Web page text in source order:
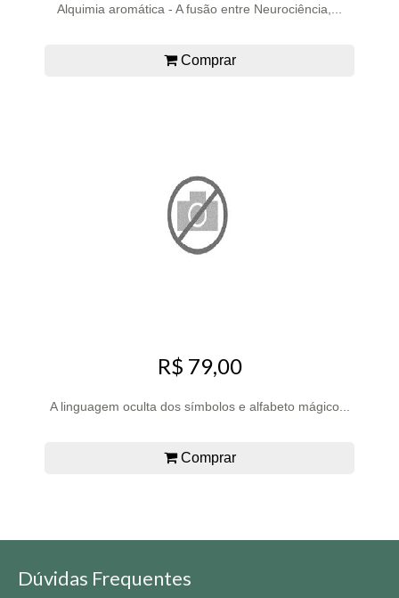
Alquimia aromática - A fusão entre Neurociência,...
Comprar
R$ 79,00
A linguagem oculta dos símbolos e alfabeto mágico...
Comprar
Dúvidas Frequentes